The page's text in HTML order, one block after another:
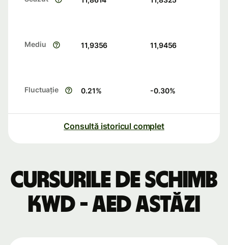
Mediu 11,9356 11,9456
Fluctuație 0.21% -0.30%
Consultă istoricul complet
Cursurile de schimb
KWD - AED astăzi